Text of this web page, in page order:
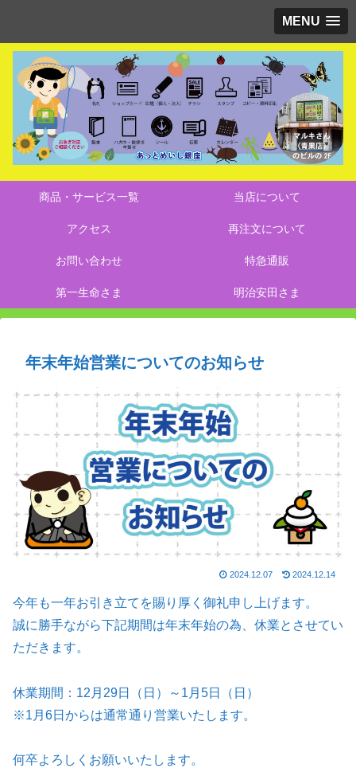
MENU
商品・サービス一覧 当店について
アクセス 再注文について
お問い合わせ 特急通販
第一生命さま 明治安田さま
年末年始営業についてのお知らせ
2024.12.07 2024.12.14
今年も一年お引き立てを賜り厚く御礼申し上げます。
誠に勝手ながら下記期間は年末年始の為、休業とさせてい
ただきます。
休業期間：12月29日（日）～1月5日（日）
※1月6日からは通常通り営業いたします。
何卒よろしくお願いいたします。